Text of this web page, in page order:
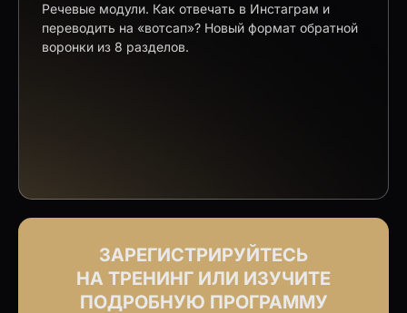
Речевые модули. Как отвечать в Инстаграм и
переводить на «вотсап»? Новый формат обратной
воронки из 8 разделов.
ЗАРЕГИСТРИРУЙТЕСЬ
НА ТРЕНИНГ ИЛИ ИЗУЧИТЕ
ПОДРОБНУЮ ПРОГРАММУ